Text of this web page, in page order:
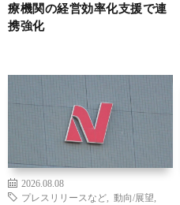
療機関の経営効率化支援で連
携強化
2026.08.08
プレスリリースなど
動向/展望